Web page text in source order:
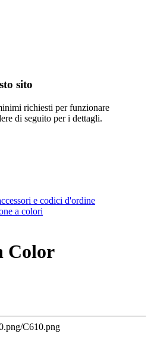
sito
richiesti per funzionare
di seguito per i dettagli.
e codici d'ordine
a colori
Color